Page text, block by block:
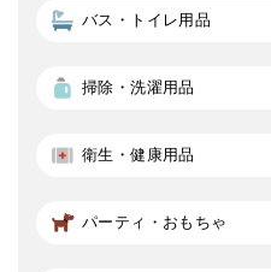
バス・トイレ用品
掃除・洗濯用品
衛生・健康用品
パーティ・おもちゃ